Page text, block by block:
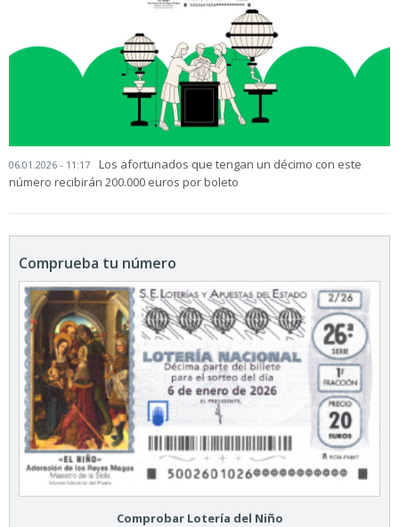
06.01.2026 - 11:17
Los afortunados que tengan un décimo con este
número recibirán 200.000 euros por boleto
Comprueba tu número
Comprobar Lotería del Niño